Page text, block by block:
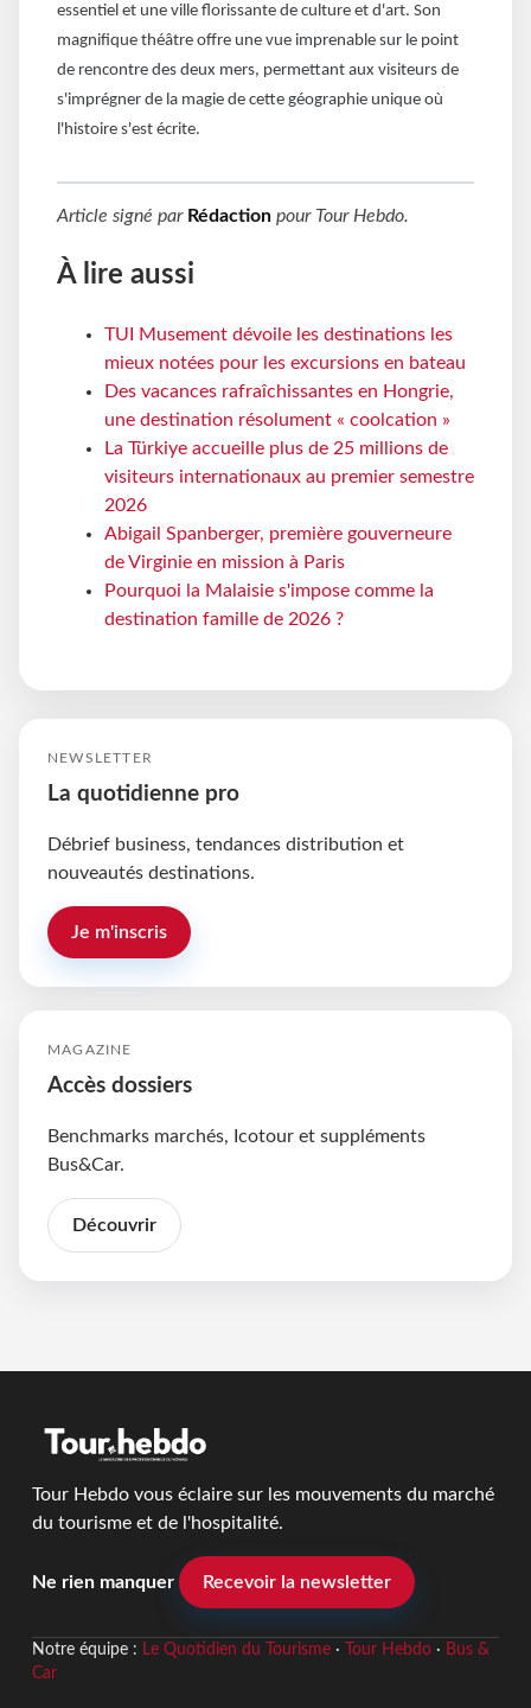
essentiel et une ville florissante de culture et d'art. Son
magnifique théâtre offre une vue imprenable sur le point
de rencontre des deux mers, permettant aux visiteurs de
s'imprégner de la magie de cette géographie unique où
l'histoire s'est écrite.
Article signé par Rédaction pour Tour Hebdo.
À lire aussi
TUI Musement dévoile les destinations les
mieux notées pour les excursions en bateau
Des vacances rafraîchissantes en Hongrie,
une destination résolument « coolcation »
La Türkiye accueille plus de 25 millions de
visiteurs internationaux au premier semestre
2026
Abigail Spanberger, première gouverneure
de Virginie en mission à Paris
Pourquoi la Malaisie s'impose comme la
destination famille de 2026 ?
NEWSLETTER
La quotidienne pro
Débrief business, tendances distribution et
nouveautés destinations.
Je m'inscris
MAGAZINE
Accès dossiers
Benchmarks marchés, Icotour et suppléments
Bus&Car.
Découvrir
Tour Hebdo vous éclaire sur les mouvements du marché
du tourisme et de l'hospitalité.
Ne rien manquer Recevoir la newsletter
Notre équipe : Le Quotidien du Tourisme· Tour Hebdo· Bus &
Car